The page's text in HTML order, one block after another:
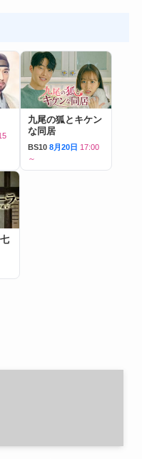
九尾の狐とキケン
な同居
BS10 8月20日 17:00
～